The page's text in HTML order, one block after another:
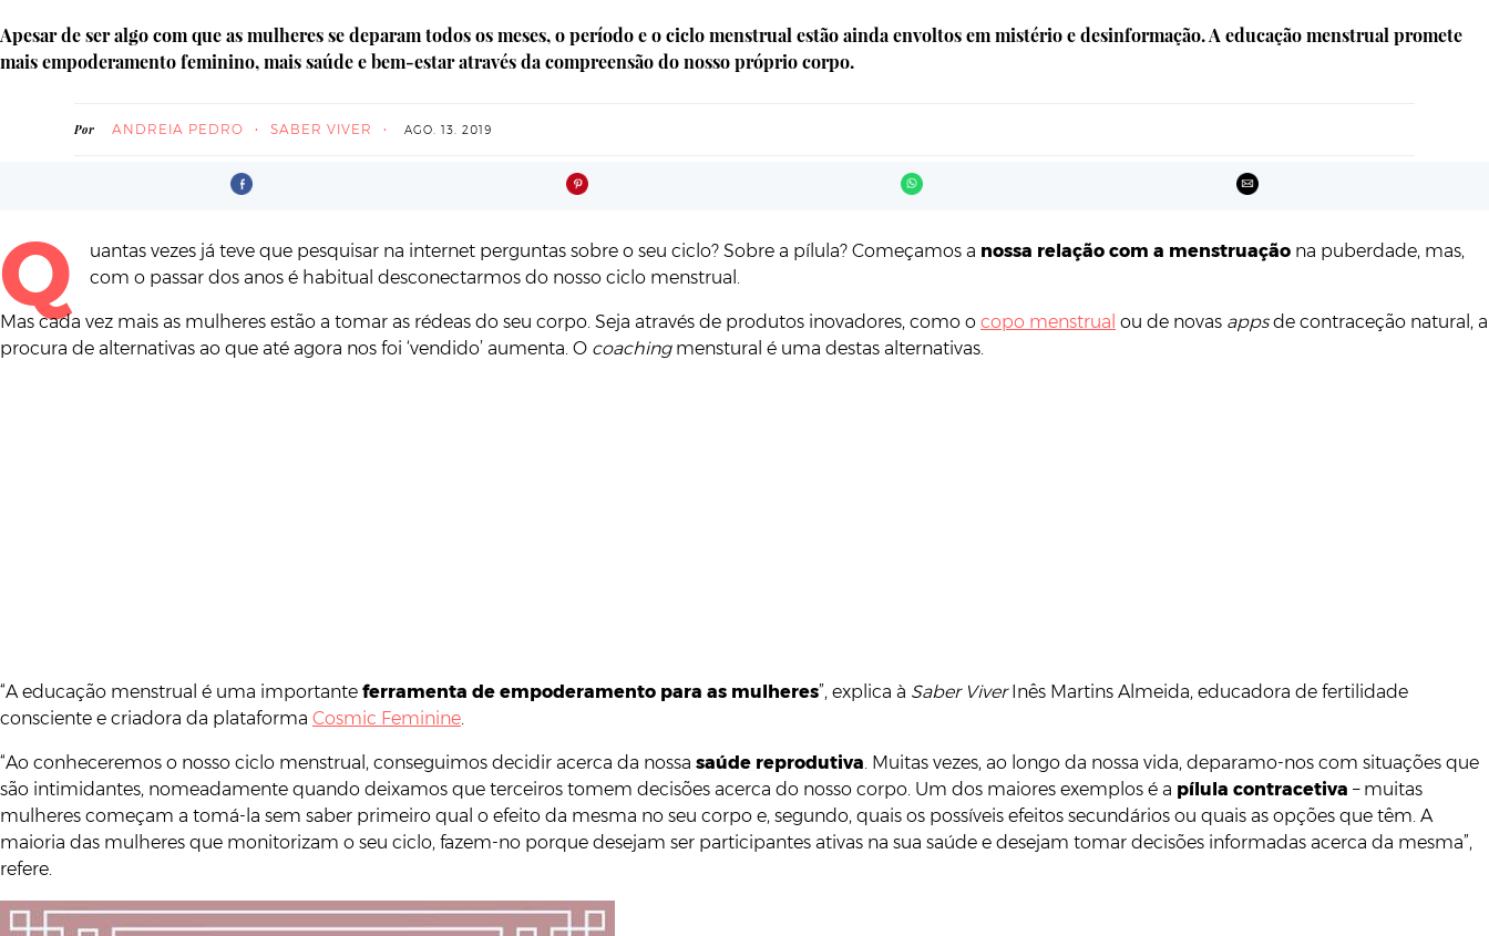
Apesar de ser algo com que as mulheres se deparam todos os meses, o período e o ciclo menstrual estão ainda envoltos em mistério e desinformação. A educação menstrual promete
mais empoderamento feminino, mais saúde e bem-estar através da compreensão do nosso próprio corpo.
Por ANDREIA PEDRO SABER VIVER AGO. 13. 2019
Q uantas vezes já teve que pesquisar na internet perguntas sobre o seu ciclo? Sobre a pílula? Começamos a nossa relação com a menstruação na puberdade, mas,
com o passar dos anos é habitual desconectarmos do nosso ciclo menstrual.
Mas cada vez mais as mulheres estão a tomar as rédeas do seu corpo. Seja através de produtos inovadores, como o copo menstrual ou de novas appsde contraceção natural, a
procura de alternativas ao que até agora nos foi ‘vendido’ aumenta. O coachingmenstural é uma destas alternativas.
“A educação menstrual é uma importante ferramenta de empoderamento para as mulheres”, explica à Saber ViverInês Martins Almeida, educadora de fertilidade
consciente e criadora da plataforma Cosmic Feminine
“Ao conheceremos o nosso ciclo menstrual, conseguimos decidir acerca da nossa saúde reprodutiva . Muitas vezes, ao longo da nossa vida, deparamo-nos com situações que
são intimidantes, nomeadamente quando deixamos que terceiros tomem decisões acerca do nosso corpo. Um dos maiores exemplos é a pílula contracetiva – muitas
mulheres começam a tomá-la sem saber primeiro qual o efeito da mesma no seu corpo e, segundo, quais os possíveis efeitos secundários ou quais as opções que têm. A
maioria das mulheres que monitorizam o seu ciclo, fazem-no porque desejam ser participantes ativas na sua saúde e desejam tomar decisões informadas acerca da mesma”,
refere.